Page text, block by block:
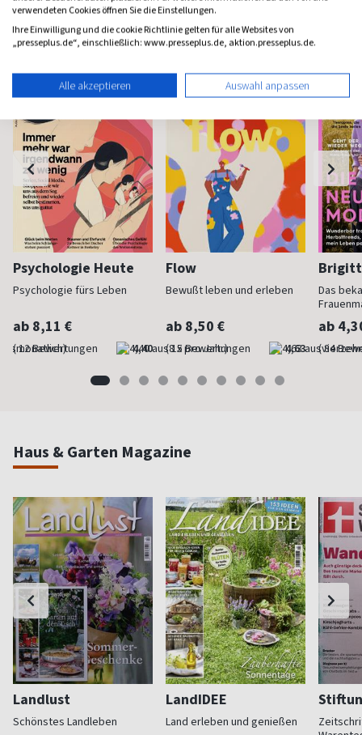
Frauenzeitschriften
Psychologie Heute
Psychologie fürs Leben
ab 8,11 €
(monatlich) 4,40
Flow
Bewußt leben und erleben
ab 8,50 €
(8 x pro Jahr) 4,63
Das
ab
Haus & Garten Magazine
Landlust
Schönstes Landleben
LandIDEE
Land erleben und genießen
verwendeten Cookies öffnen Sie die Einstellungen.
Ihre Einwilligung und die cookie Richtlinie gelten für alle Websites von
„presseplus.de“, einschließlich: www.presseplus.de, aktion.presseplus.de.
Alle akzeptieren Auswahl anpassen